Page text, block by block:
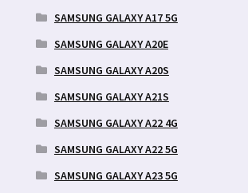
SAMSUNG GALAXY A17 5G
SAMSUNG GALAXY A20E
SAMSUNG GALAXY A20S
SAMSUNG GALAXY A21S
SAMSUNG GALAXY A22 4G
SAMSUNG GALAXY A22 5G
SAMSUNG GALAXY A23 5G